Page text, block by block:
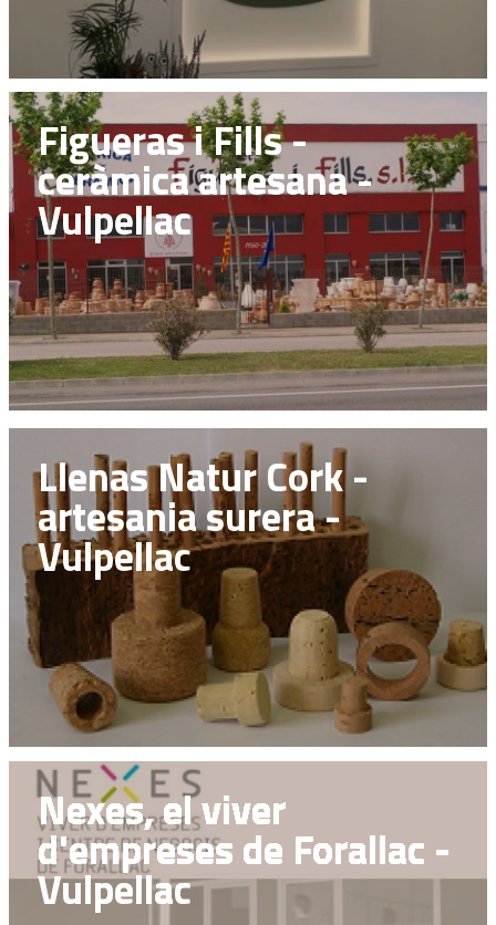
Figueras i Fills -
ceràmica artesana -
Vulpellac
Llenas Natur Cork -
artesania surera -
Vulpellac
Nexes, el viver
d'empreses de Forallac -
Vulpellac